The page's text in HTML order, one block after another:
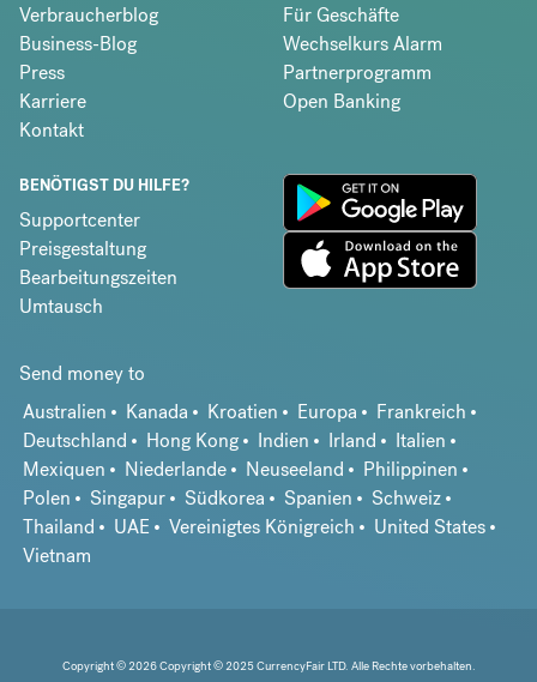
Verbraucherblog
Business-Blog
Press
Karriere
Kontakt
Für Geschäfte
Wechselkurs Alarm
Partnerprogramm
Open Banking
BENÖTIGST DU HILFE?
Supportcenter
Preisgestaltung
Bearbeitungszeiten
Umtausch
Send money to
Australien
Kanada Kroatien Europa
Frankreich
Deutschland
Hong Kong Indien Irland
Italien
Mexiquen
Niederlande Neuseeland
Philippinen
Polen
Singapur Südkorea Spanien
Schweiz
Thailand
UAE Vereinigtes Königreich
United States
Vietnam
Copyright © 2026 Copyright © 2025 CurrencyFair LTD. Alle Rechte vorbehalten.